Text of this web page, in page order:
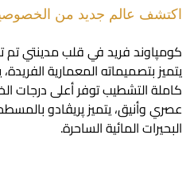
عالم جديد من الخصوصية
المعمارية الفريدة،
توفر أعلى درجات
يتميز پريڤادو بالمسطحات
المائية الساحرة.